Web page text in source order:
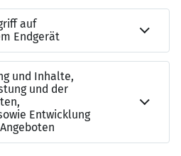
Wir finden genau den
auf “Direkt bewerben”